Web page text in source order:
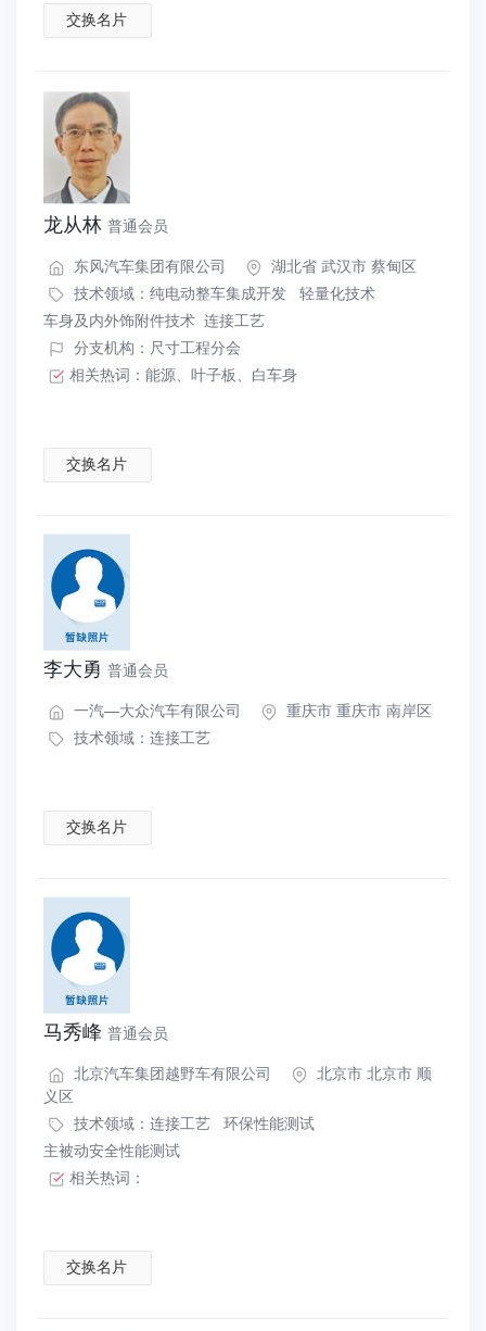
交换名片
龙从林 普通会员
东风汽车集团有限公司
湖北省 武汉市 蔡甸区
技术领域： 纯电动整车集成开发 轻量化技术
车身及内外饰附件技术 连接工艺
分支机构：尺寸工程分会
相关热词： 能源、 叶子板 、 白车身
交换名片
李大勇 普通会员
一汽—大众汽车有限公司
重庆市 重庆市 南岸区
技术领域： 连接工艺
交换名片
马秀峰 普通会员
北京汽车集团越野车有限公司
北京市 北京市 顺
义区
技术领域： 连接工艺 环保性能测试
主被动安全性能测试
相关热词：
交换名片